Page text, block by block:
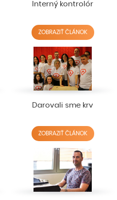
Interný kontrolór
ZOBRAZIŤ ČLÁNOK
Darovali sme krv
ZOBRAZIŤ ČLÁNOK